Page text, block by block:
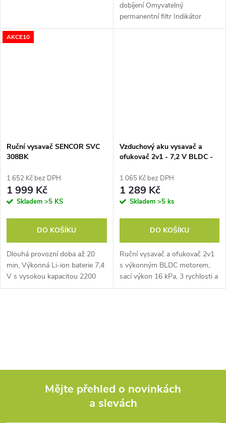
dobíjení Omyvatelný
permanentní filtr Indikátor
dobíjení baterií
AKCE10
Ruční vysavač SENCOR SVC
308BK
1 652 Kč bez DPH
1 999 Kč
Skladem >5 KS
DO KOŠÍKU
Dlouhá provozní doba až 20
min, Výkonná Li-ion baterie 7,4
V s vysokou kapacitou 2200
mAh, Extra lehký, pouze 0,5 kg,
Vzduchový aku vysavač a
ofukovač 2v1 - 7,2 V BLDC -
1 065 Kč bez DPH
1 289 Kč
Skladem >5 ks
DO KOŠÍKU
Ruční vysavač a ofukovač 2v1
s výkonným BLDC motorem,
sací výkon 16 kPa, 3 rychlosti a
LED světlo. Bezdrátový provoz
Mějte přehled o novinkách
a slevách